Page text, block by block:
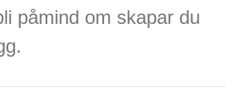
påmind om skapar du